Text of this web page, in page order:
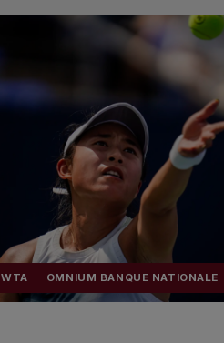
WTA OMNIUM BANQUE NATIONALE